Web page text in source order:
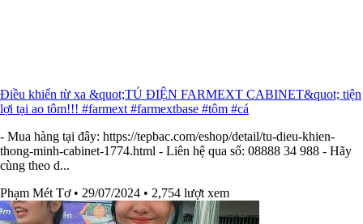
Điều khiển từ xa &quot;TỦ ĐIỆN FARMEXT CABINET&quot; tiện
lợi tại ao tôm!!! #farmext #farmextbase #tôm #cá
- Mua hàng tại đây: https://tepbac.com/eshop/detail/tu-dieu-khien-
thong-minh-cabinet-1774.html - Liên hệ qua số: 08888 34 988 - Hãy
cùng theo d...
Phạm Mét Tơ • 29/07/2024 • 2,754 lượt xem